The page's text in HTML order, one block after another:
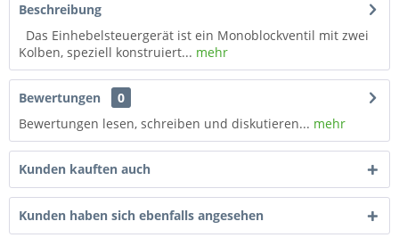
Beschreibung
Das Einhebelsteuergerät ist ein Monoblockventil mit zwei
Kolben, speziell konstruiert... mehr
Bewertungen
0
Bewertungen lesen, schreiben und diskutieren... mehr
Kunden kauften auch
Kunden haben sich ebenfalls angesehen